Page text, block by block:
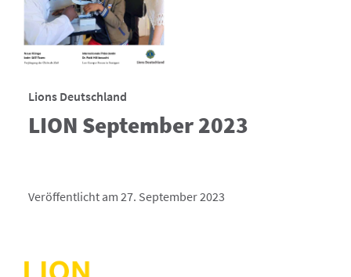
Lions Deutschland
LION September 2023
Veröffentlicht am 27. September 2023